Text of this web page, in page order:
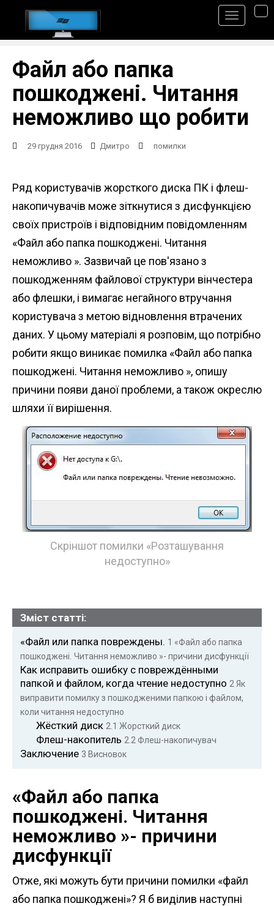
Файл або папка
пошкоджені. Читання
неможливо що робити
29 грудня 2016 Дмитро помилки
Ряд користувачів жорсткого диска ПК і флеш-
накопичувачів може зіткнутися з дисфункцією
своїх пристроїв і відповідним повідомленням
«Файл або папка пошкоджені. Читання
неможливо ». Зазвичай це пов'язано з
пошкодженням файлової структури вінчестера
або флешки, і вимагає негайного втручання
користувача з метою відновлення втрачених
даних. У цьому матеріалі я розповім, що потрібно
робити якщо виникає помилка «Файл або папка
пошкоджені. Читання неможливо », опишу
причини появи даної проблеми, а також окреслю
шляхи її вирішення.
Скріншот помилки «Розташування
недоступно»
Зміст статті:
«Файл или папка повреждены. 1 «Файл або папка
пошкоджені. Читання неможливо »- причини дисфункції
Как исправить ошибку с повреждёнными
папкой и файлом, когда чтение недоступно 2 Як
виправити помилку з пошкодженими папкою і файлом,
коли читання недоступно
Жёсткий диск 2.1 Жорсткий диск
Флеш-накопитель 2.2 Флеш-накопичувач
Заключение 3 Висновок
«Файл або папка
пошкоджені. Читання
неможливо »- причини
дисфункції
Отже, які можуть бути причини помилки «файл
або папка пошкоджені»? Я б виділив наступні